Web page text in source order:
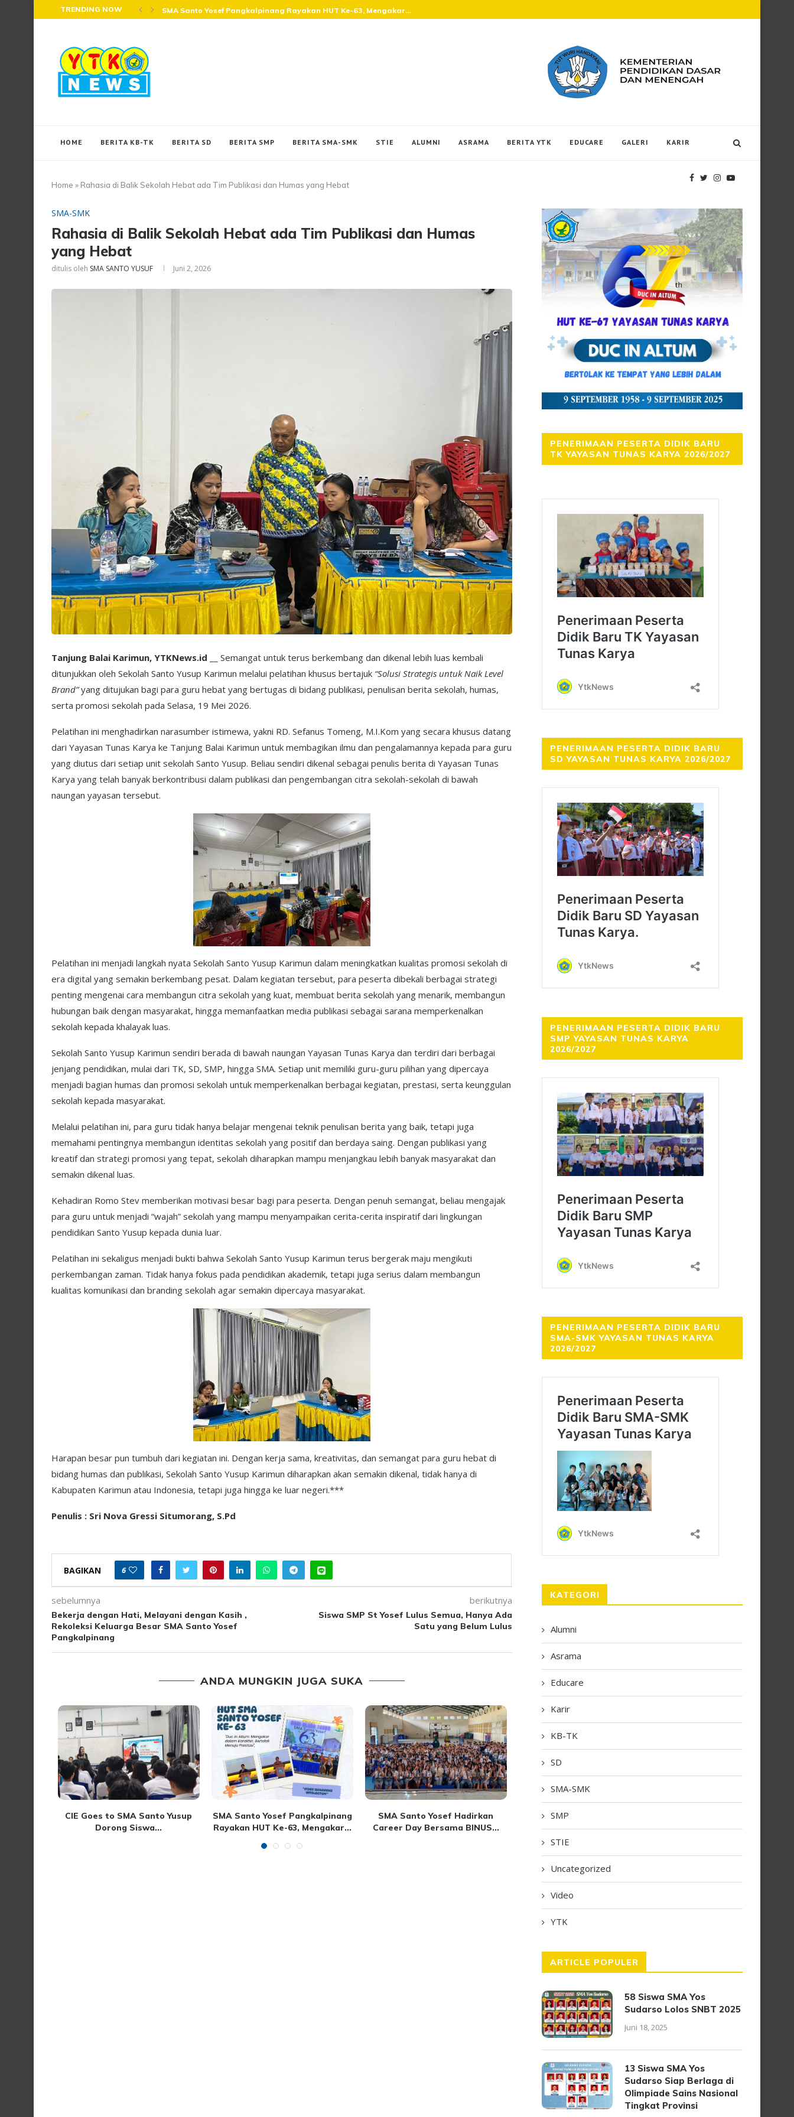
TRENDING NOW SMA Santo Yosef Pangkalpinang Rayakan HUT Ke-63, Mengakar...
HOME BERITA KB-TK BERITA SD BERITA SMP BERITA SMA-SMK STIE ALUMNI ASRAMA BERITA YTK EDUCARE GALERI KARIR
Home » Rahasia di Balik Sekolah Hebat ada Tim Publikasi dan Humas yang Hebat
SMA-SMK
Rahasia di Balik Sekolah Hebat ada Tim Publikasi dan Humas
yang Hebat
ditulis oleh SMA SANTO YUSUF Juni 2, 2026
Tanjung Balai Karimun, YTKNews.id
__ Semangat untuk terus berkembang dan dikenal lebih luas kembali
ditunjukkan oleh Sekolah Santo Yusup Karimun melalui pelatihan khusus bertajuk “Solusi Strategis untuk Naik Level
Brand”yang ditujukan bagi para guru hebat yang bertugas di bidang publikasi, penulisan berita sekolah, humas,
serta promosi sekolah pada Selasa, 19 Mei 2026.
Pelatihan ini menghadirkan narasumber istimewa, yakni RD. Sefanus Tomeng, M.I.Kom yang secara khusus datang
dari Yayasan Tunas Karya ke Tanjung Balai Karimun untuk membagikan ilmu dan pengalamannya kepada para guru
yang diutus dari setiap unit sekolah Santo Yusup. Beliau sendiri dikenal sebagai penulis berita di Yayasan Tunas
Karya yang telah banyak berkontribusi dalam publikasi dan pengembangan citra sekolah-sekolah di bawah
naungan yayasan tersebut.
Pelatihan ini menjadi langkah nyata Sekolah Santo Yusup Karimun dalam meningkatkan kualitas promosi sekolah di
era digital yang semakin berkembang pesat. Dalam kegiatan tersebut, para peserta dibekali berbagai strategi
penting mengenai cara membangun citra sekolah yang kuat, membuat berita sekolah yang menarik, membangun
hubungan baik dengan masyarakat, hingga memanfaatkan media publikasi sebagai sarana memperkenalkan
sekolah kepada khalayak luas.
Sekolah Santo Yusup Karimun sendiri berada di bawah naungan Yayasan Tunas Karya dan terdiri dari berbagai
jenjang pendidikan, mulai dari TK, SD, SMP, hingga SMA. Setiap unit memiliki guru-guru pilihan yang dipercaya
menjadi bagian humas dan promosi sekolah untuk memperkenalkan berbagai kegiatan, prestasi, serta keunggulan
sekolah kepada masyarakat.
Melalui pelatihan ini, para guru tidak hanya belajar mengenai teknik penulisan berita yang baik, tetapi juga
memahami pentingnya membangun identitas sekolah yang positif dan berdaya saing. Dengan publikasi yang
kreatif dan strategi promosi yang tepat, sekolah diharapkan mampu menjangkau lebih banyak masyarakat dan
semakin dikenal luas.
Kehadiran Romo Stev memberikan motivasi besar bagi para peserta. Dengan penuh semangat, beliau mengajak
para guru untuk menjadi “wajah” sekolah yang mampu menyampaikan cerita-cerita inspiratif dari lingkungan
pendidikan Santo Yusup kepada dunia luar.
Pelatihan ini sekaligus menjadi bukti bahwa Sekolah Santo Yusup Karimun terus bergerak maju mengikuti
perkembangan zaman. Tidak hanya fokus pada pendidikan akademik, tetapi juga serius dalam membangun
kualitas komunikasi dan branding sekolah agar semakin dipercaya masyarakat.
Harapan besar pun tumbuh dari kegiatan ini. Dengan kerja sama, kreativitas, dan semangat para guru hebat di
bidang humas dan publikasi, Sekolah Santo Yusup Karimun diharapkan akan semakin dikenal, tidak hanya di
Kabupaten Karimun atau Indonesia, tetapi juga hingga ke luar negeri.***
Penulis : Sri Nova Gressi Situmorang, S.Pd
BAGIKAN 6
sebelumnya
Bekerja dengan Hati, Melayani dengan Kasih ,
Rekoleksi Keluarga Besar SMA Santo Yosef
Pangkalpinang
berikutnya
Siswa SMP St Yosef Lulus Semua, Hanya Ada
Satu yang Belum Lulus
ANDA MUNGKIN JUGA SUKA
CIE Goes to SMA Santo Yusup
Dorong Siswa...
SMA Santo Yosef Pangkalpinang
Rayakan HUT Ke-63, Mengakar...
SMA Santo Yosef Hadirkan
Career Day Bersama BINUS...
SMA Santo Yusup Buka Jalan
Menuju Kampus Impian
MPLS 2026, Bentuk...
PENERIMAAN PESERTA DIDIK BARU
TK YAYASAN TUNAS KARYA 2026/2027
PENERIMAAN PESERTA DIDIK BARU
SD YAYASAN TUNAS KARYA 2026/2027
PENERIMAAN PESERTA DIDIK BARU
SMP YAYASAN TUNAS KARYA
2026/2027
PENERIMAAN PESERTA DIDIK BARU
SMA-SMK YAYASAN TUNAS KARYA
2026/2027
KATEGORI
Alumni
Asrama
Educare
Karir
KB-TK
SD
SMA-SMK
SMP
STIE
Uncategorized
Video
YTK
ARTICLE POPULER
58 Siswa SMA Yos
Sudarso Lolos SNBT 2025
Juni 18, 2025
13 Siswa SMA Yos
Sudarso Siap Berlaga di
Olimpiade Sains Nasional
Tingkat Provinsi